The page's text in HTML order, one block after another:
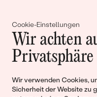
Cookie-Einstellungen
Wir achten
Privatsphäre
Wir verwenden Cookies,
Sicherheit der Website zu
Urteilsvermögen und wir
rationaler entscheiden.
werden durch diesen
gestärkt.
© 2011 - 2026, Eppi.de